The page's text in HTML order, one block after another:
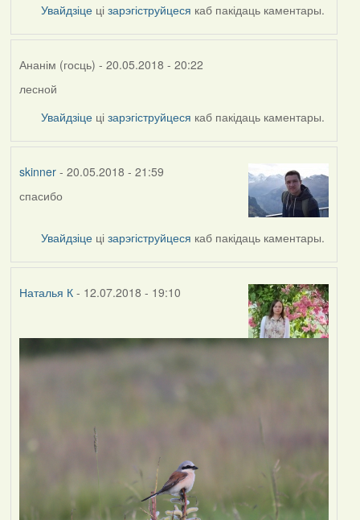
skinner
Увайдзіце цізарэгіструйцеся каб пакідаць каментары.
Ананім (госць) - 20.05.2018 - 20:22
In
reply
by
лесной
Увайдзіце цізарэгіструйцеся каб пакідаць каментары.
skinner- 20.05.2018 - 21:59
спасибо
Увайдзіце цізарэгіструйцеся каб пакідаць каментары.
Наталья К- 12.07.2018 - 19:10